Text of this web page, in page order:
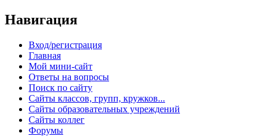
Навигация
Вход/регистрация
Главная
Мой мини-сайт
Ответы на вопросы
Поиск по сайту
Сайты классов, групп, кружков...
Сайты образовательных учреждений
Сайты коллег
Форумы